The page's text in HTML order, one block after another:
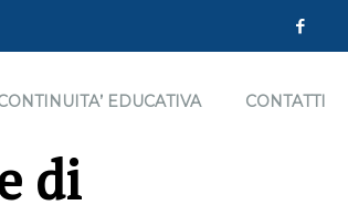
EDUCATIVA CONTATTI
di